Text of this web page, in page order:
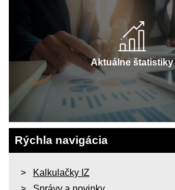
Aktuálne štatistiky
Rýchla navigácia
Kalkulačky IZ